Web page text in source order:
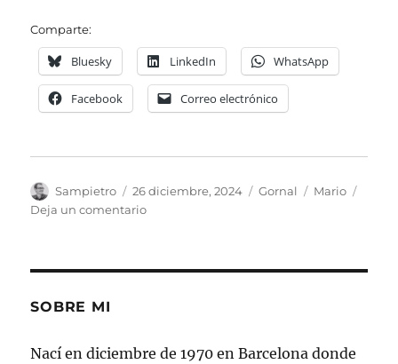
Comparte:
Bluesky LinkedIn WhatsApp
Facebook Correo electrónico
Autor
Sampietro
Publicado
el
26 diciembre, 2024 Categorías
Gornal Etiquetas
Mario
Deja un comentarioen
SOBRE MI
Nací en diciembre de 1970 en Barcelona donde